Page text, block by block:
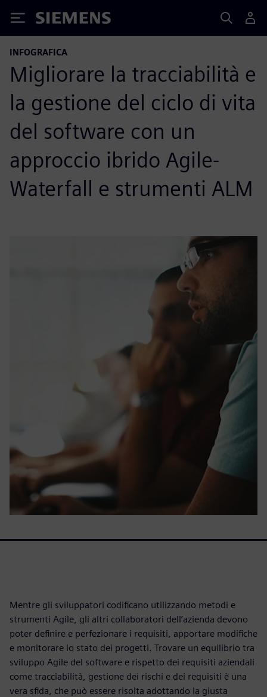
Siemens
INFOGRAFICA
Migliorare la tracciabilità e
la gestione del ciclo di vita
del software con un
approccio ibrido Agile-
Waterfall e strumenti ALM
Mentre gli sviluppatori codificano utilizzando metodi e
strumenti Agile, gli altri collaboratori dell’azienda devono
poter definire e perfezionare i requisiti, apportare modifiche
e monitorare lo stato dei progetti. Trovare un equilibrio tra
sviluppo Agile del software e rispetto dei requisiti aziendali
come tracciabilità, gestione dei rischi e dei requisiti è una
vera sfida, che può essere risolta adottando la giusta